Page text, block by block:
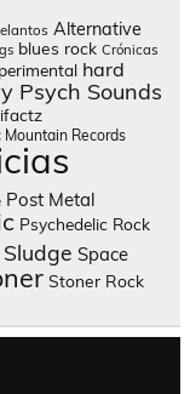
Alternative
blues rock Crónicas
hard
Psych Sounds
Mountain Records
Post Metal
Psychedelic Rock
Sludge Space
Stoner Rock